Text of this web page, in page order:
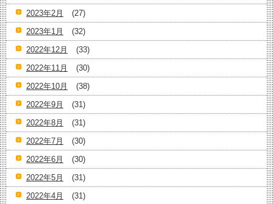
2023年2月
(27)
2023年1月
(32)
2022年12月
(33)
2022年11月
(30)
2022年10月
(38)
2022年9月
(31)
2022年8月
(31)
2022年7月
(30)
2022年6月
(30)
2022年5月
(31)
2022年4月
(31)